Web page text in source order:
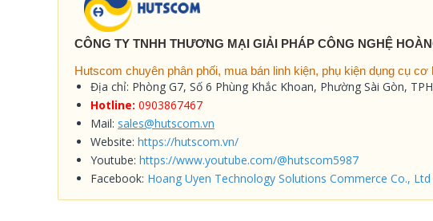
CÔNG TY TNHH THƯƠNG MẠI GIẢI PHÁP CÔNG NGHỆ
Hutscom chuyên phân phối, mua bán linh kiện, phụ kiện dụng cụ
Địa chỉ: Phòng G7, Số 6 Phùng Khắc Khoan, Phường Sài Gòn,
Hotline: 0903867467
Mail: sales@hutscom.vn
Website: https://hutscom.vn/
Youtube: https://www.youtube.com/@hutscom5987
Facebook: Hoang Uyen Technology Solutions Commerce Co., Ltd